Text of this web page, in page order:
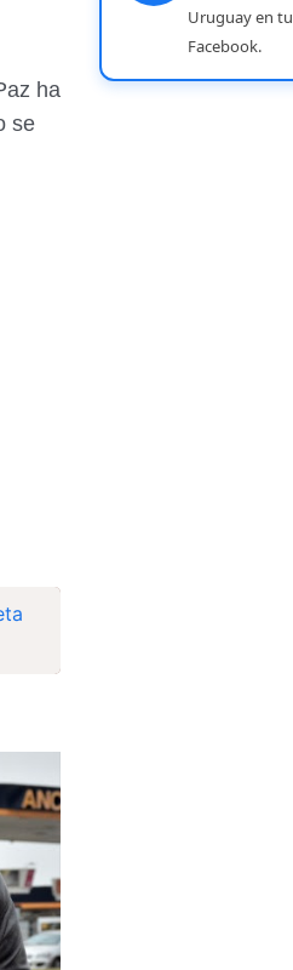
ha
se
Uruguay en tu
Facebook.